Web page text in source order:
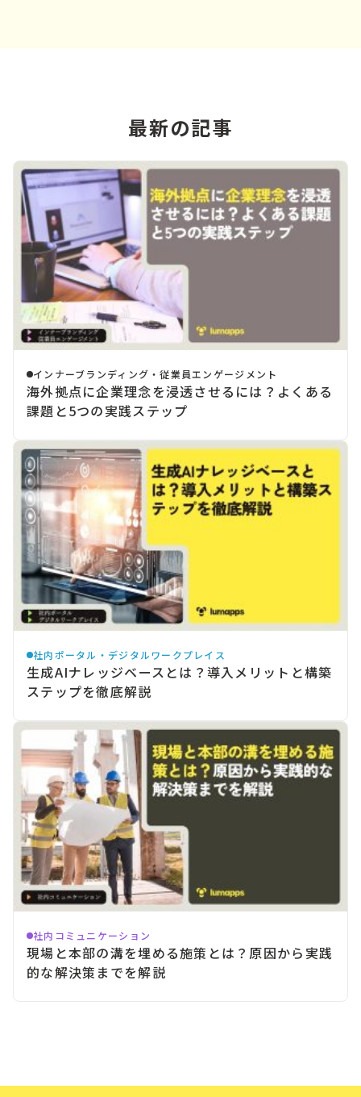
最新の記事
海外拠点に企業理念を浸透させるには？よくある
課題と5つの実践ステップ
インナーブランディング・従業員エンゲージメント
生成AIナレッジベースとは？導入メリットと構築
ステップを徹底解説
社内ポータル・デジタルワークプレイス
現場と本部の溝を埋める施策とは？原因から実践
的な解決策までを解説
社内コミュニケーション